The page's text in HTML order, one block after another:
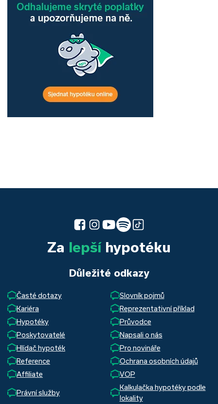
Za lepšíhypotéku
Důležité odkazy
Časté dotazy
Slovník pojmů
Kariéra
Reprezentativní příklad
Hypotéky
Průvodce
Poskytovatelé
Napsali o nás
Hlídač hypoték
Pro novináře
Reference
Ochrana osobních údajů
Affiliate
VOP
Právní služby
Kalkulačka hypotéky podle
lokality